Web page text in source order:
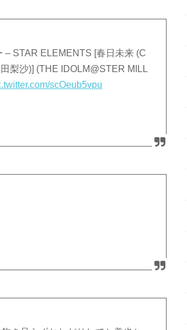
– STAR ELEMENTS [春日未来 (C
梨沙)] (THE IDOLM@STER MILL
scOeub5vpu